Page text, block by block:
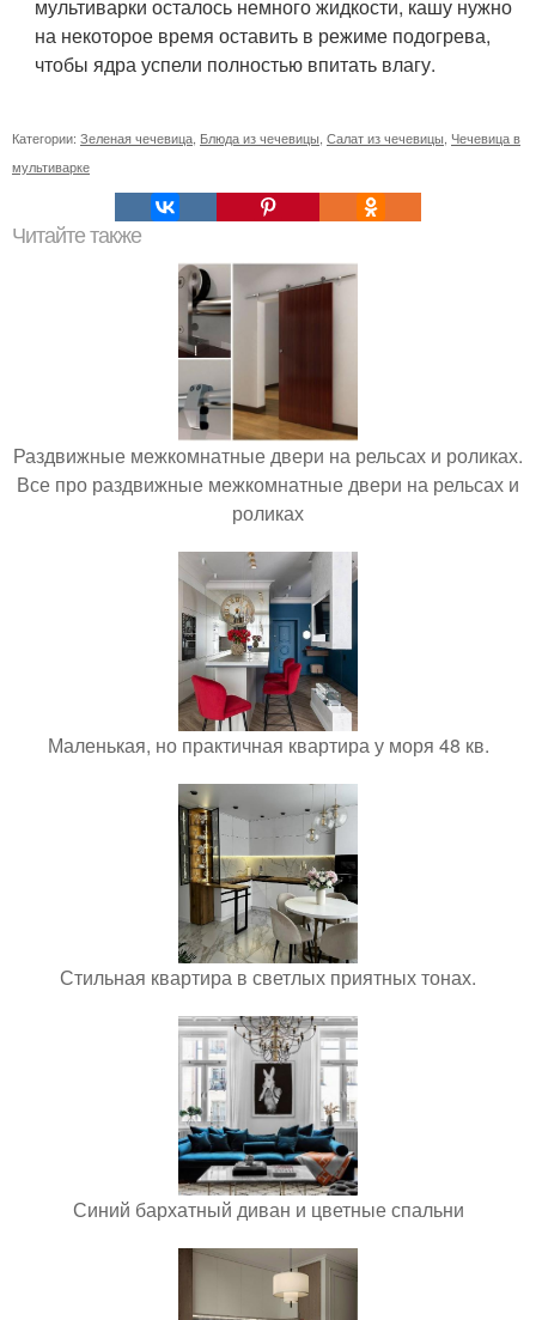
мультиварки осталось немного жидкости, кашу нужно
на некоторое время оставить в режиме подогрева,
чтобы ядра успели полностью впитать влагу.
Категории: Зеленая чечевица Блюда из чечевицы Салат из чечевицы Чечевица в
мультиварке
Читайте также
Раздвижные межкомнатные двери на рельсах и роликах.
Все про раздвижные межкомнатные двери на рельсах и
роликах
Маленькая, но практичная квартира у моря 48 кв.
Стильная квартира в светлых приятных тонах.
Синий бархатный диван и цветные спальни